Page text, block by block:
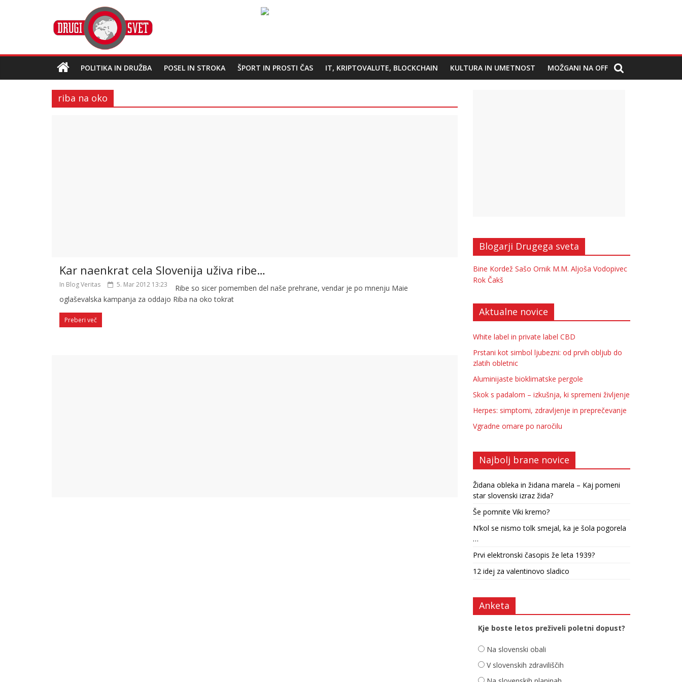
POLITIKA IN DRUŽBA POSEL IN STROKA ŠPORT IN PROSTI ČAS IT, KRIPTOVALUTE, BLOCKCHAIN KULTURA IN UMETNOST MOŽGANI NA OFF
riba na oko
Kar naenkrat cela Slovenija uživa ribe…
In Blog Veritas 5. Mar 2012 13:23
Ribe so sicer pomemben del naše prehrane, vendar je po mnenju Maie
oglaševalska kampanja za oddajo Riba na oko tokrat
Preberi več
Blogarji Drugega sveta
Bine Kordež Sašo Ornik M.M. Aljoša Vodopivec
Rok Čakš
Aktualne novice
White label in private label CBD
Prstani kot simbol ljubezni: od prvih obljub do
zlatih obletnic
Aluminijaste bioklimatske pergole
Skok s padalom – izkušnja, ki spremeni življenje
Herpes: simptomi, zdravljenje in preprečevanje
Vgradne omare po naročilu
Najbolj brane novice
Židana obleka in židana marela – Kaj pomeni
star slovenski izraz žida?
Še pomnite Viki kremo?
N’kol se nismo tolk smejal, ka je šola pogorela
…
Prvi elektronski časopis že leta 1939?
12 idej za valentinovo sladico
Anketa
Kje boste letos preživeli poletni dopust?
Na slovenski obali
V slovenskih zdraviliščih